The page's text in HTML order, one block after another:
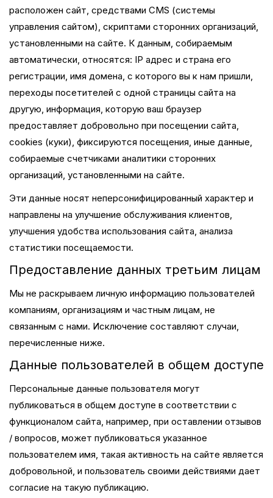
расположен сайт, средствами CMS (системы
управления сайтом), скриптами сторонних организаций,
установленными на сайте. К данным, собираемым
автоматически, относятся: IP адрес и страна его
регистрации, имя домена, с которого вы к нам пришли,
переходы посетителей с одной страницы сайта на
другую, информация, которую ваш браузер
предоставляет добровольно при посещении сайта,
cookies (куки), фиксируются посещения, иные данные,
собираемые счетчиками аналитики сторонних
организаций, установленными на сайте.
Эти данные носят неперсонифицированный характер и
направлены на улучшение обслуживания клиентов,
улучшения удобства использования сайта, анализа
статистики посещаемости.
Предоставление данных третьим лицам
Мы не раскрываем личную информацию пользователей
компаниям, организациям и частным лицам, не
связанным с нами. Исключение составляют случаи,
перечисленные ниже.
Данные пользователей в общем доступе
Персональные данные пользователя могут
публиковаться в общем доступе в соответствии с
функционалом сайта, например, при оставлении отзывов
/ вопросов, может публиковаться указанное
пользователем имя, такая активность на сайте является
добровольной, и пользователь своими действиями дает
согласие на такую публикацию.